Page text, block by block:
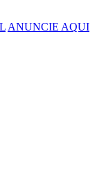
ANUNCIE AQUI